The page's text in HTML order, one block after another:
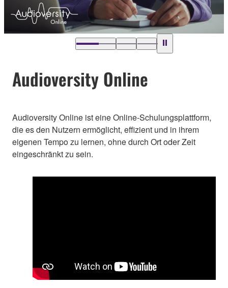
Audioversity Online
Audioversity Online ist eine Online-Schulungsplattform,
die es den Nutzern ermöglicht, effizient und in ihrem
eigenen Tempo zu lernen, ohne durch Ort oder Zeit
eingeschränkt zu sein.